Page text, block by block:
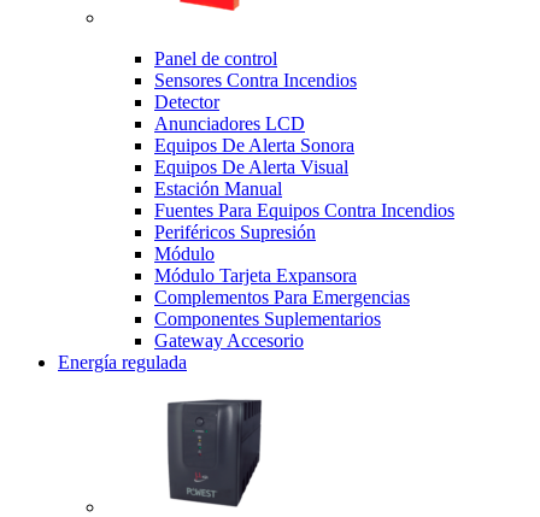
Panel de control
Sensores Contra Incendios
Detector
Anunciadores LCD
Equipos De Alerta Sonora
Equipos De Alerta Visual
Estación Manual
Fuentes Para Equipos Contra Incendios
Periféricos Supresión
Módulo
Módulo Tarjeta Expansora
Complementos Para Emergencias
Componentes Suplementarios
Gateway Accesorio
Energía regulada